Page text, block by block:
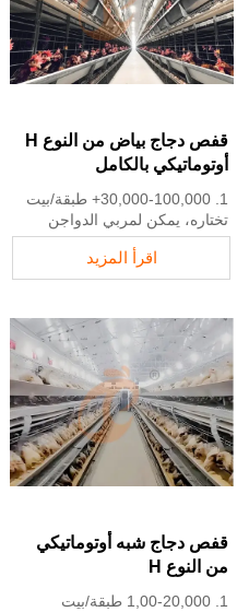
+8618830120193، اتصل بنا
للحصول على قائمة الأسعار
قفص دجاج بياض من النوع H
أوتوماتيكي بالكامل
1. 30,000-100,000+ طبقة/بيت
تختاره، يمكن لمربي الدواجن
تحقيق معدل إنتاج بيض بنسبة 96-
2. تحسن كبير مقارنة بـ 85-90%
اليدوية
3. يمكن لمزرعة دواجن نموذجية
توقع انخفاض في تكاليف العمالة
بنسبة 30-40% بسبب الأتمتة
4. كل خط تغذية يزود العلف
بكفاءة لحوالي 100,000 دجاجة
كل 30 دقيقة
5. رقم الاستقبال/واتساب:
+8618830120193
اقرأ المزيد
قفص دجاج شبه أوتوماتيكي
من النوع H
1. 1,00-20,000 طبقة/بيت